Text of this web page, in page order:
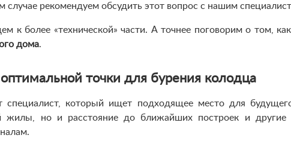
рекомендуем обсудить этот вопрос с нашим
к более «технической» части. А точнее поговорим о том,
дома.
точки для бурения колодца
специалист, который ищет подходящее место для
жилы, но и расстояние до ближайших построек и